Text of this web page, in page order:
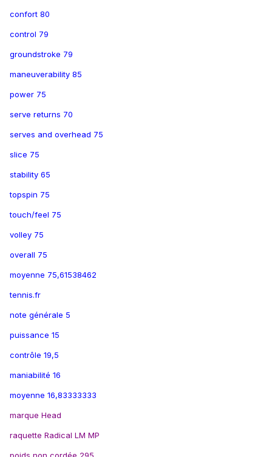
confort 80
control 79
groundstroke 79
maneuverability 85
power 75
serve returns 70
serves and overhead 75
slice 75
stability 65
topspin 75
touch/feel 75
volley 75
overall 75
moyenne 75,61538462
tennis.fr
note générale 5
puissance 15
contrôle 19,5
maniabilité 16
moyenne 16,83333333
marque Head
raquette Radical LM MP